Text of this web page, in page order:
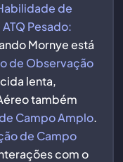
de
ATQ Pesado:
Mornye está
de Observação
lenta,
também
Campo Amplo.
de Campo
com o